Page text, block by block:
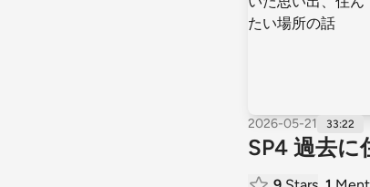
2026-05-21 33:22
SP4 過去